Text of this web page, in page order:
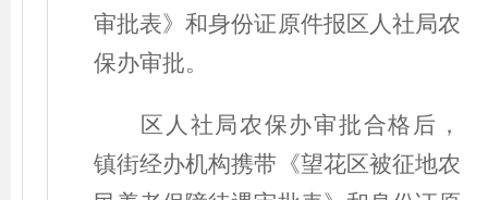
审批表》和身份证原件报区人社局农
保办审批。
区人社局农保办审批合格后，
镇街经办机构携带《望花区被征地农